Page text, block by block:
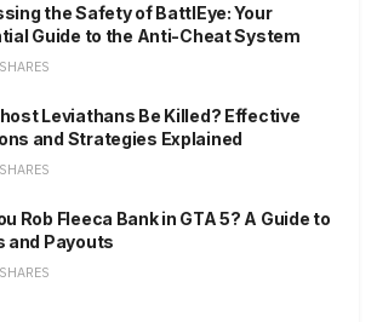
the Safety of BattlEye: Your
Guide to the Anti-Cheat System
Leviathans Be Killed? Effective
and Strategies Explained
Rob Fleeca Bank in GTA 5? A Guide to
and Payouts